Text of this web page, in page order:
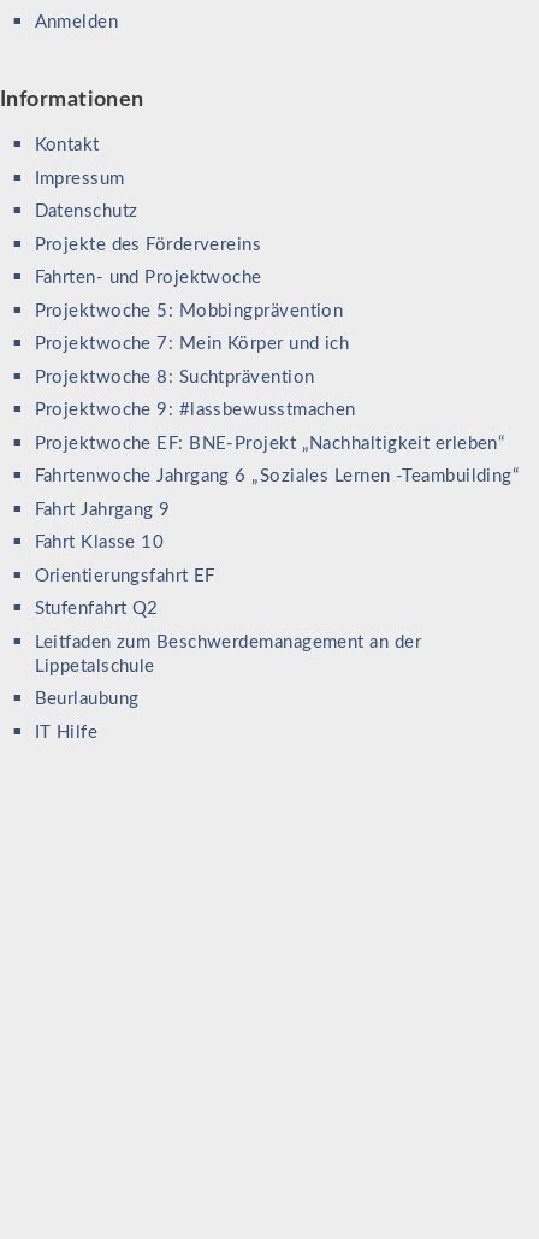
Anmelden
Informationen
Kontakt
Impressum
Datenschutz
Projekte des Fördervereins
Fahrten- und Projektwoche
Projektwoche 5: Mobbingprävention
Projektwoche 7: Mein Körper und ich
Projektwoche 8: Suchtprävention
Projektwoche 9: #lassbewusstmachen
Projektwoche EF: BNE-Projekt „Nachhaltigkeit erleben“
Fahrtenwoche Jahrgang 6 „Soziales Lernen -Teambuilding“
Fahrt Jahrgang 9
Fahrt Klasse 10
Orientierungsfahrt EF
Stufenfahrt Q2
Leitfaden zum Beschwerdemanagement an der
Lippetalschule
Beurlaubung
IT Hilfe